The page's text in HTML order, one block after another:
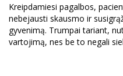
Kreipdamiesi pagalbos,
nebejausti skausmo ir
gyvenimą. Trumpai tariant,
vartojimą, nes be to negali